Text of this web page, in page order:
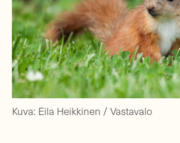
Kuva: Eila Heikkinen / Vastavalo